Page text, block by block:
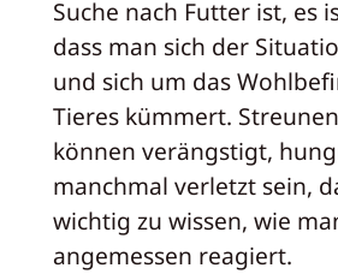
Suche nach Futter ist, es
dass man sich der
und sich um das
Tieres kümmert.
können verängstigt,
manchmal verletzt sein,
wichtig zu wissen, wie
angemessen reagiert.